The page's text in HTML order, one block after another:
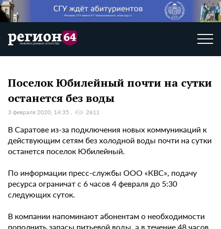
Поселок Юбилейный почти на сутки
останется без воды
3 февраля 2020, 14:35 2611
В Саратове из-за подключения новых коммуникаций к
действующим сетям без холодной воды почти на сутки
останется поселок Юбилейный.
По информации пресс-службы ООО «КВС», подачу
ресурса ограничат с 6 часов 4 февраля до 5:30
следующих суток.
В компании напоминают абонентам о необходимости